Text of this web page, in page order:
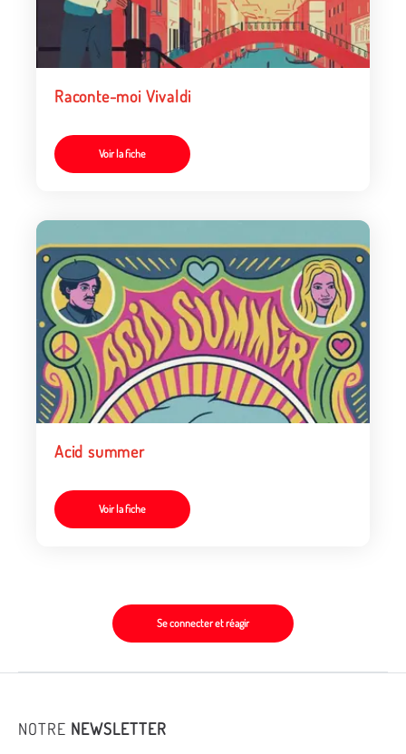
Raconte-moi Vivaldi
Voir la fiche
Acid summer
Voir la fiche
Se connecter et réagir
NOTRE NEWSLETTER